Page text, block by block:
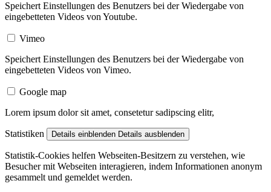
Speichert Einstellungen des Benutzers bei der Wiedergabe von
eingebetteten Videos von Youtube.
Vimeo
Speichert Einstellungen des Benutzers bei der Wiedergabe von
eingebetteten Videos von Vimeo.
Google map
Lorem ipsum dolor sit amet, consetetur sadipscing elitr,
Statistiken Details einblenden Details ausblenden
Statistik-Cookies helfen Webseiten-Besitzern zu verstehen, wie
Besucher mit Webseiten interagieren, indem Informationen anonym
gesammelt und gemeldet werden.